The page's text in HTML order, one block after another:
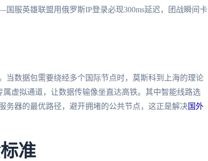
服英雄联盟用俄罗斯IP登录必现300ms延迟，团战瞬间卡
当数据包需要绕经多个国际节点时，莫斯科到上海的理论
属虚拟通道，让数据传输像坐直达高铁。其中智能线路选
务器的最优路径，避开拥堵的公共节点，这正是解决国外
准